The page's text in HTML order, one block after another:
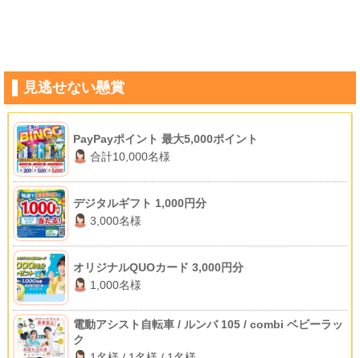
見逃せない懸賞
PayPayポイント 最大5,000ポイント
合計10,000名様
デジタルギフト 1,000円分
3,000名様
オリジナルQUOカード 3,000円分
1,000名様
電動アシスト自転車 / ルンバ 105 / combi ベビーラッ
ク